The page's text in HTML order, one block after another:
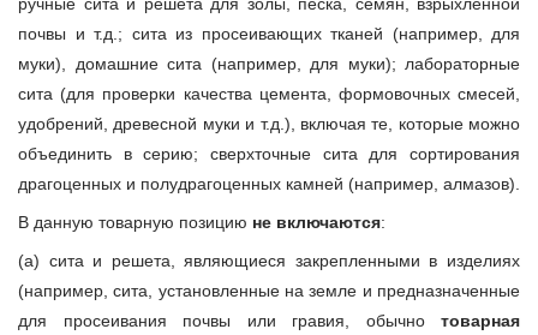
почвы и т.д.; сита из просеивающих тканей (например, для
муки), домашние сита (например, для муки); лабораторные
сита (для проверки качества цемента, формовочных смесей,
удобрений, древесной муки и т.д.), включая те, которые можно
объединить в серию; сверхточные сита для сортирования
драгоценных и полудрагоценных камней (например, алмазов).
В данную товарную позицию не включаются:
(а) сита и решета, являющиеся закрепленными в изделиях
(например, сита, установленные на земле и предназначенные
для просеивания почвы или гравия, обычно товарная